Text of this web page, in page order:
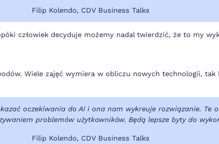
Filip Kolendo, CDV Business Talks
człowiek decyduje możemy nadal twierdzić, że to my
Wiele zajęć wymiera w obliczu nowych technologii,
oczekiwania do AI i ona nam wykreuje rozwiązanie. Te
problemów użytkowników. Będą lepsze byty do
Filip Kolendo, CDV Business Talks